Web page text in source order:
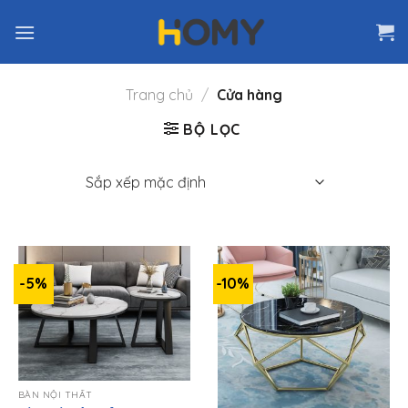
Trang chủ / Cửa hàng
BỘ LỌC
-5%
BÀN NỘI THẤT
-10%